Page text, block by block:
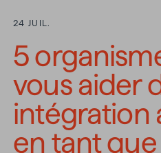
24 JUIL.
5
vous aider
intégration
en tant que